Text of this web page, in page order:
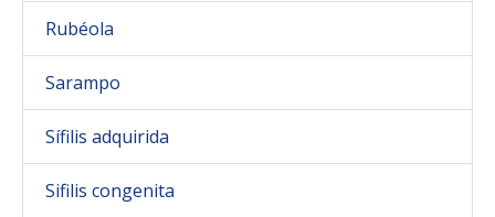
Rubéola
Sarampo
Sífilis adquirida
Sifilis congenita